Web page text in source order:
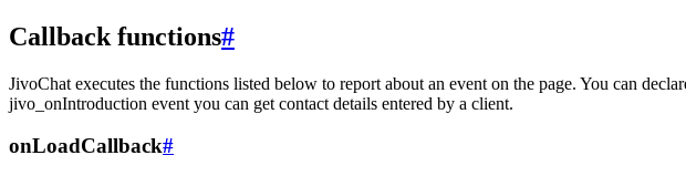
Callback functions#
JivoChat executes the functions listed below to report about an event on the page. You can
jivo_onIntroduction event you can get contact details entered by a client.
onLoadCallback#